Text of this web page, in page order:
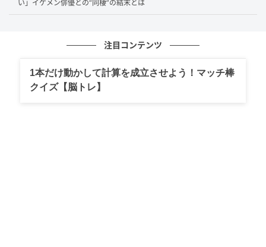
ぐ、MCの設楽統さんが「日本帰りたいなって思ってま
なと思うけど、地球の上にいるからいいかな」とコメ
ントし、スタジオの笑いを誘います。
い」イケメン俳優との“同棲”の結末とは
注目コンテンツ
1本だけ動かして計算を成立させよう！マッチ棒
クイズ【脳トレ】